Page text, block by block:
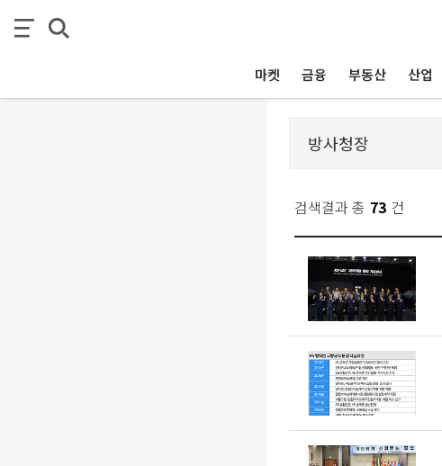
마켓 금융 부동산 산업
검색결과 총 73 건